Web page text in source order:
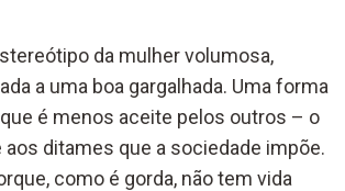
da mulher volumosa,
a uma boa gargalhada. Uma forma
é menos aceite pelos outros – o
ditames que a sociedade impõe.
como é gorda, não tem vida